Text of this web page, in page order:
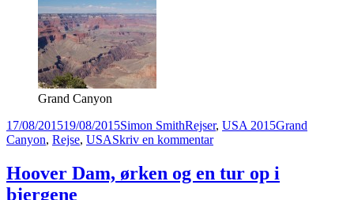
Grand Canyon
Udgivet
i
17/08/201519/08/2015Forfatter
Simon SmithKategorier
Rejser, USA 2015Tags
Grand
Canyon, Rejse, USASkriv en kommentartil
Canyon
Hoover Dam, ørken og en tur op i
bjergene